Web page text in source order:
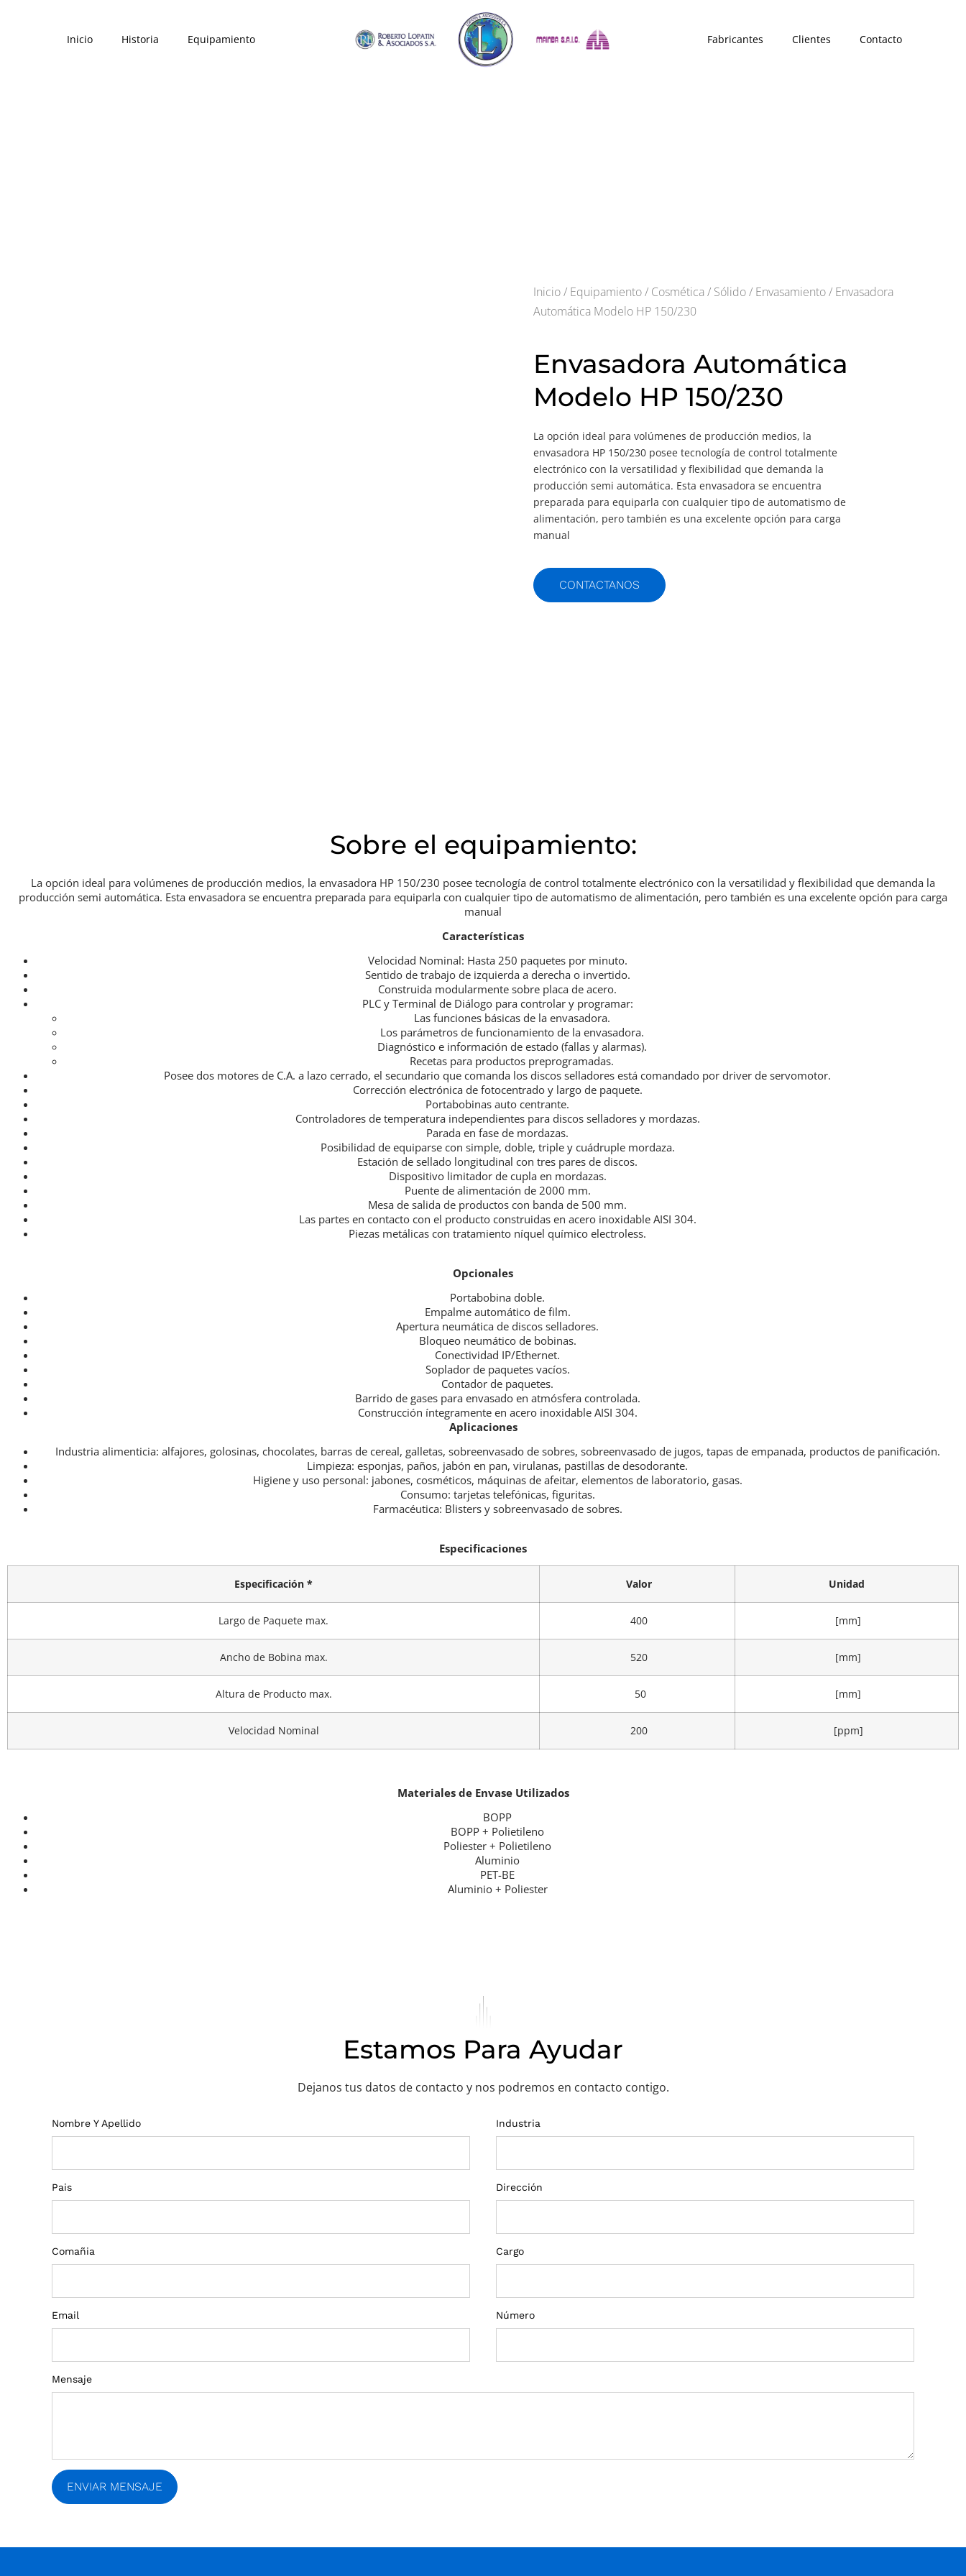
Inicio Historia Equipamiento Fabricantes Clientes Contacto
Inicio/ Equipamiento/ Cosmética / Sólido/ Envasamiento/ Envasadora
Automática Modelo HP 150/230
Envasadora Automática
Modelo HP 150/230
La opción ideal para volúmenes de producción medios, la
envasadora HP 150/230 posee tecnología de control totalmente
electrónico con la versatilidad y flexibilidad que demanda la
producción semi automática. Esta envasadora se encuentra
preparada para equiparla con cualquier tipo de automatismo de
alimentación, pero también es una excelente opción para carga
manual
CONTACTANOS
Sobre el equipamiento:
La opción ideal para volúmenes de producción medios, la envasadora HP 150/230 posee tecnología de control totalmente electrónico con la versatilidad y flexibilidad que demanda la
producción semi automática. Esta envasadora se encuentra preparada para equiparla con cualquier tipo de automatismo de alimentación, pero también es una excelente opción para carga
manual
Características
Velocidad Nominal: Hasta 250 paquetes por minuto.
Sentido de trabajo de izquierda a derecha o invertido.
Construida modularmente sobre placa de acero.
PLC y Terminal de Diálogo para controlar y programar:
Las funciones básicas de la envasadora.
Los parámetros de funcionamiento de la envasadora.
Diagnóstico e información de estado (fallas y alarmas).
Recetas para productos preprogramadas.
Posee dos motores de C.A. a lazo cerrado, el secundario que comanda los discos selladores está comandado por driver de servomotor.
Corrección electrónica de fotocentrado y largo de paquete.
Portabobinas auto centrante.
Controladores de temperatura independientes para discos selladores y mordazas.
Parada en fase de mordazas.
Posibilidad de equiparse con simple, doble, triple y cuádruple mordaza.
Estación de sellado longitudinal con tres pares de discos.
Dispositivo limitador de cupla en mordazas.
Puente de alimentación de 2000 mm.
Mesa de salida de productos con banda de 500 mm.
Las partes en contacto con el producto construidas en acero inoxidable AISI 304.
Piezas metálicas con tratamiento níquel químico electroless.
Opcionales
Portabobina doble.
Empalme automático de film.
Apertura neumática de discos selladores.
Bloqueo neumático de bobinas.
Conectividad IP/Ethernet.
Soplador de paquetes vacíos.
Contador de paquetes.
Barrido de gases para envasado en atmósfera controlada.
Construcción íntegramente en acero inoxidable AISI 304.
Aplicaciones
Industria alimenticia: alfajores, golosinas, chocolates, barras de cereal, galletas, sobreenvasado de sobres, sobreenvasado de jugos, tapas de empanada, productos de panificación.
Limpieza: esponjas, paños, jabón en pan, virulanas, pastillas de desodorante.
Higiene y uso personal: jabones, cosméticos, máquinas de afeitar, elementos de laboratorio, gasas.
Consumo: tarjetas telefónicas, figuritas.
Farmacéutica: Blisters y sobreenvasado de sobres.
Especificaciones
Especificación * Valor Unidad
Largo de Paquete max. 400 [mm]
Ancho de Bobina max. 520 [mm]
Altura de Producto max. 50 [mm]
Velocidad Nominal 200 [ppm]
Materiales de Envase Utilizados
BOPP
BOPP + Polietileno
Poliester + Polietileno
Aluminio
PET-BE
Aluminio + Poliester
Estamos Para Ayudar
Dejanos tus datos de contacto y nos podremos en contacto contigo.
Nombre Y Apellido Industria
Pais Dirección
Comañia Cargo
Email Número
Mensaje
ENVIAR MENSAJE